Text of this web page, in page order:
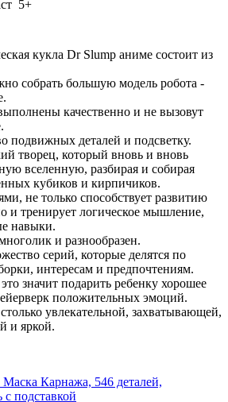
5+
кукла Dr Slump аниме состоит из
собрать большую модель робота -
качественно и не вызовут
подвижных деталей и подсветку.
творец, который вновь и вновь
вселенную, разбирая и собирая
кубиков и кирпичиков.
не только способствует развитию
и тренирует логическое мышление,
навыки.
и разнообразен.
серий, которые делятся по
интересам и предпочтениям.
значит подарить ребенку хорошее
положительных эмоций.
увлекательной, захватывающей,
и яркой.